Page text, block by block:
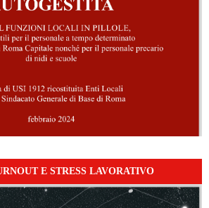
E STRESS LAVORATIVO